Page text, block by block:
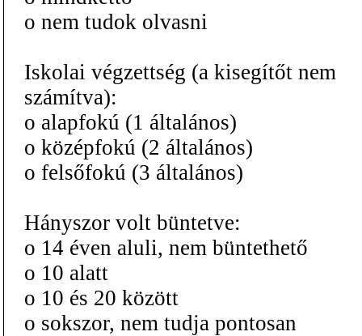
o nem tudok olvasni
Iskolai végzettség (a kisegítőt nem
számítva):
o alapfokú (1 általános)
o középfokú (2 általános)
o felsőfokú (3 általános)
Hányszor volt büntetve:
o 14 éven aluli, nem büntethető
o 10 alatt
o 10 és 20 között
o sokszor, nem tudja pontosan